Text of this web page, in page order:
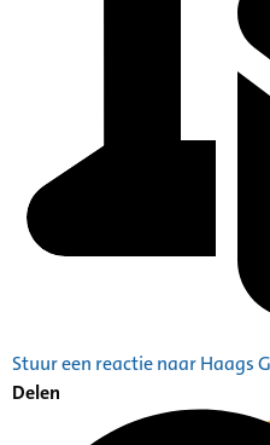
Stuur een reactie naar Haags
Delen